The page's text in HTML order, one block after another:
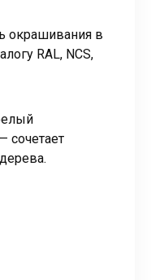
окрашивания в
RAL, NCS,
сочетает